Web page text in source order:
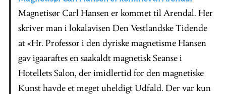
Magnetisør Carl Hansen er kommet til Arendal. Her
skriver man i lokalavisen Den Vestlandske Tidende
at «Hr. Professor i den dyriske magnetisme Hansen
gav igaaraftes en saakaldt magnetisk Seanse i
Hotellets Salon, der imidlertid for den magnetiske
Kunst havde et meget uheldigt Udfald. Der var kun